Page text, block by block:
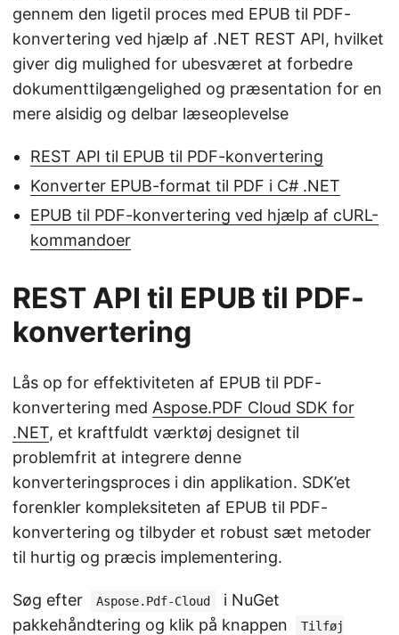
gennem den ligetil proces med EPUB til PDF-
konvertering ved hjælp af .NET REST API, hvilket
giver dig mulighed for ubesværet at forbedre
dokumenttilgængelighed og præsentation for en
mere alsidig og delbar læseoplevelse
REST API til EPUB til PDF-konvertering
Konverter EPUB-format til PDF i C# .NET
EPUB til PDF-konvertering ved hjælp af cURL-
kommandoer
REST API til EPUB til PDF-
konvertering
Lås op for effektiviteten af EPUB til PDF-
konvertering med Aspose.PDF Cloud SDK for
.NET, et kraftfuldt værktøj designet til
problemfrit at integrere denne
konverteringsproces i din applikation. SDK’et
forenkler kompleksiteten af EPUB til PDF-
konvertering og tilbyder et robust sæt metoder
til hurtig og præcis implementering.
Søg efter Aspose.Pdf-Cloud
i NuGet
pakkehåndtering og klik på knappen
Tilføj